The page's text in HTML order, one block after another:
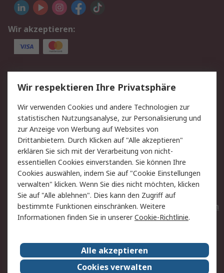
Wir akzeptieren:
Service
Value Added Services
Lieferlösungen
Rücksendungen
Kontakt
Hilfe
Privatkunden
Rechtliches
AGB
Datenschutz
Cookie-Richtlinie
Zahlungsbedingungen
Copyright/Impressum
Entsorgung
Elektrogeräte/Batterien
RS weltweit
Karriere bei RS
Nachhaltigkeit
Wir respektieren Ihre Privatsphäre
Wir verwenden Cookies und andere Technologien zur
statistischen Nutzungsanalyse, zur Personalisierung und
zur Anzeige von Werbung auf Websites von
Drittanbietern. Durch Klicken auf "Alle akzeptieren"
erklären Sie sich mit der Verarbeitung von nicht-
essentiellen Cookies einverstanden. Sie können Ihre
Cookies auswählen, indem Sie auf "Cookie Einstellungen
verwalten" klicken. Wenn Sie dies nicht möchten, klicken
Sie auf "Alle ablehnen". Dies kann den Zugriff auf
bestimmte Funktionen einschränken. Weitere
Informationen finden Sie in unsererCookie-Richtlinie.
Alle akzeptieren
Cookies verwalten